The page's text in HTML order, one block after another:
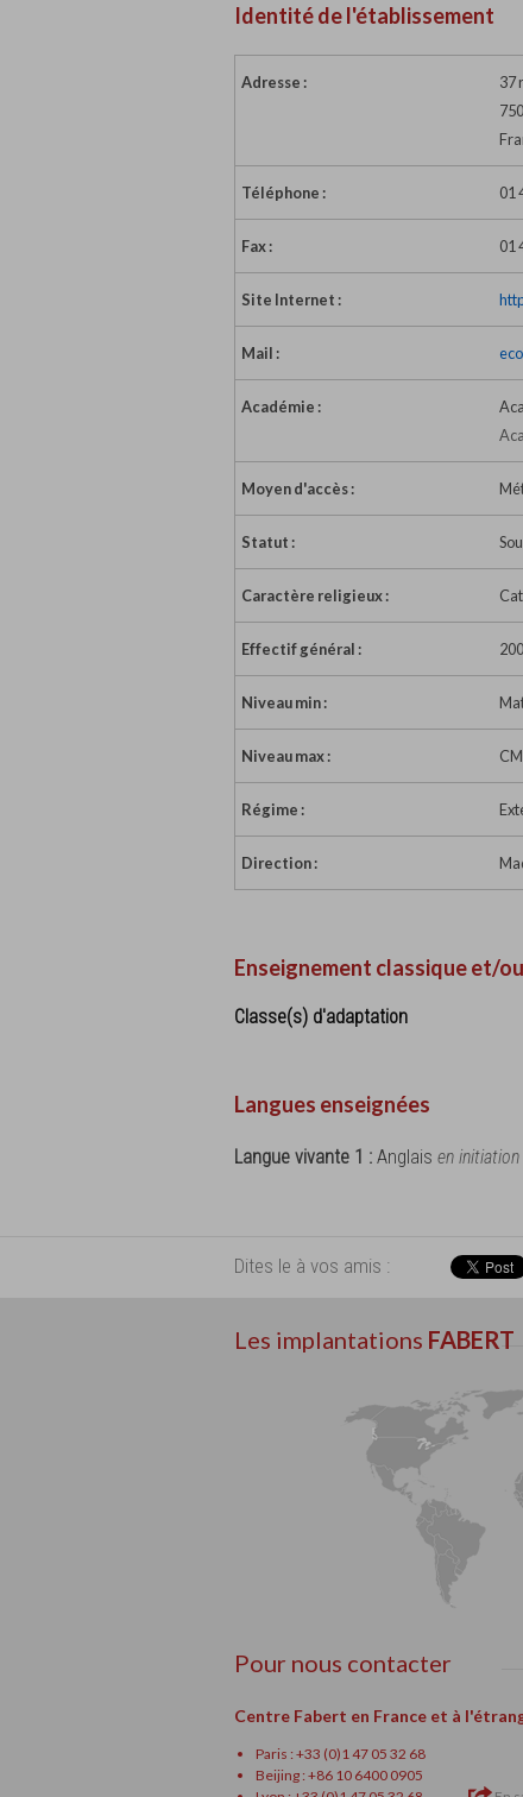
Identité de l'établissement
Adresse :
37
Téléphone : 01
Fax : 01
Site Internet :
Mail :
Académie :
Moyen d'accès :
Statut :
Caractère religieux :
Effectif général : 200
Niveau min :
Niveau max :
Régime :
Direction :
Enseignement classique et/
Classe(s) d'adaptation
Langues enseignées
Langue vivante 1 : Anglais en
Dites le à vos amis :
Les implantations FABERT
Pour nous contacter
Centre Fabert en France et à
Paris : +33 (0)1 47 05 32 68
Beijing : +86 10 6400 0905